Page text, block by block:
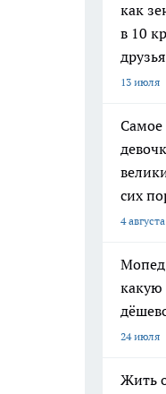
как
в 10
13 июля
Самое
сих
4 августа
Мопед
какую
24 июля
Жить